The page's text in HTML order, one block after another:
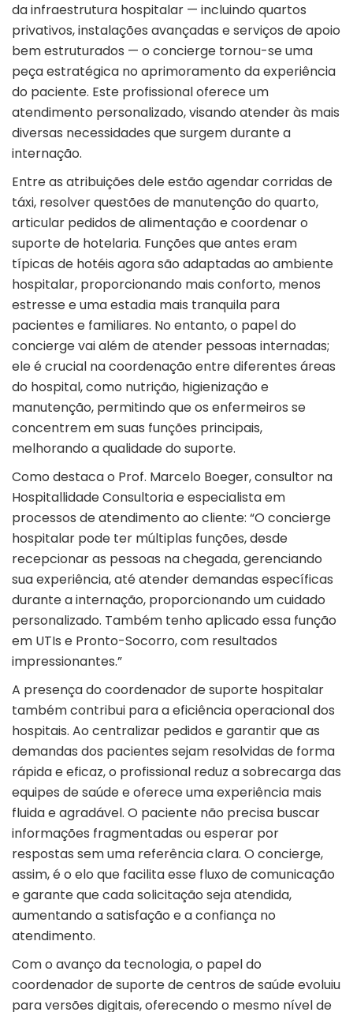
da infraestrutura hospitalar — incluindo quartos
privativos, instalações avançadas e serviços de apoio
bem estruturados — o concierge tornou-se uma
peça estratégica no aprimoramento da experiência
do paciente. Este profissional oferece um
atendimento personalizado, visando atender às mais
diversas necessidades que surgem durante a
internação.
Entre as atribuições dele estão agendar corridas de
táxi, resolver questões de manutenção do quarto,
articular pedidos de alimentação e coordenar o
suporte de hotelaria. Funções que antes eram
típicas de hotéis agora são adaptadas ao ambiente
hospitalar, proporcionando mais conforto, menos
estresse e uma estadia mais tranquila para
pacientes e familiares. No entanto, o papel do
concierge vai além de atender pessoas internadas;
ele é crucial na coordenação entre diferentes áreas
do hospital, como nutrição, higienização e
manutenção, permitindo que os enfermeiros se
concentrem em suas funções principais,
melhorando a qualidade do suporte.
Como destaca o Prof. Marcelo Boeger, consultor na
Hospitallidade Consultoria e especialista em
processos de atendimento ao cliente: “O concierge
hospitalar pode ter múltiplas funções, desde
recepcionar as pessoas na chegada, gerenciando
sua experiência, até atender demandas específicas
durante a internação, proporcionando um cuidado
personalizado. Também tenho aplicado essa função
em UTIs e Pronto-Socorro, com resultados
impressionantes.”
A presença do coordenador de suporte hospitalar
também contribui para a eficiência operacional dos
hospitais. Ao centralizar pedidos e garantir que as
demandas dos pacientes sejam resolvidas de forma
rápida e eficaz, o profissional reduz a sobrecarga das
equipes de saúde e oferece uma experiência mais
fluida e agradável. O paciente não precisa buscar
informações fragmentadas ou esperar por
respostas sem uma referência clara. O concierge,
assim, é o elo que facilita esse fluxo de comunicação
e garante que cada solicitação seja atendida,
aumentando a satisfação e a confiança no
atendimento.
Com o avanço da tecnologia, o papel do
coordenador de suporte de centros de saúde evoluiu
para versões digitais, oferecendo o mesmo nível de